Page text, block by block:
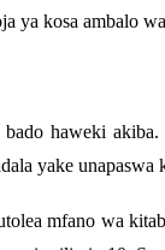
ya kosa ambalo
haweki
yake
mfano wa